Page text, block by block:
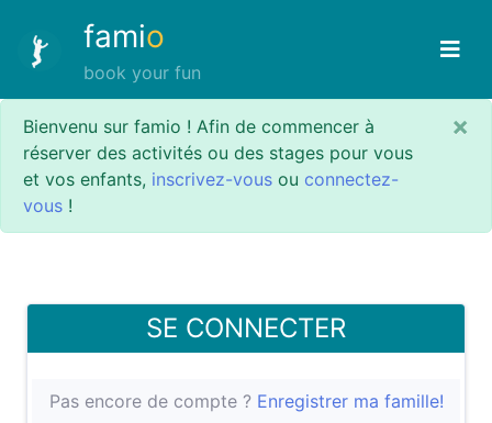
famio
book your fun
Bienvenu sur famio ! Afin de commencer à
réserver des activités ou des stages pour vous
et vos enfants, inscrivez-vous ou connectez-
vous !
×
SE CONNECTER
Pas encore de compte ? Enregistrer ma famille!